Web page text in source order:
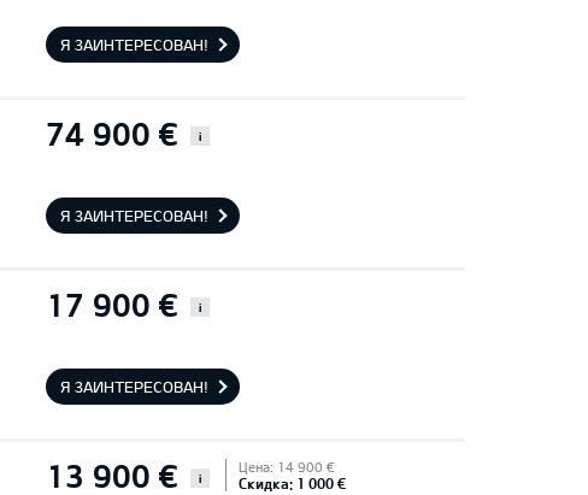
Я ЗАИНТЕРЕСОВАН!
74 900 € i
Я ЗАИНТЕРЕСОВАН!
17 900 € i
Я ЗАИНТЕРЕСОВАН!
13 900 € i
Цена: 14 900 €
Скидка: 1 000 €